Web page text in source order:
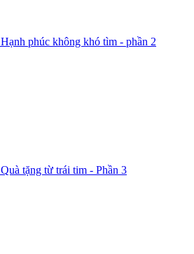
Hạnh phúc không khó tìm - phần 2
Quà tặng từ trái tim - Phần 3